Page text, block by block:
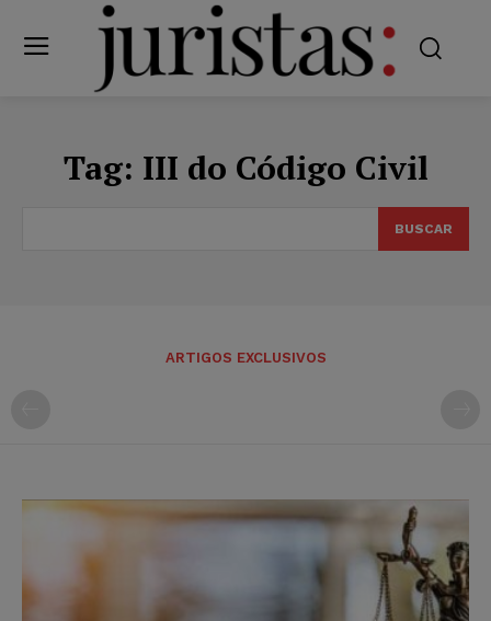
Tag: III do Código Civil
BUSCAR
ARTIGOS EXCLUSIVOS